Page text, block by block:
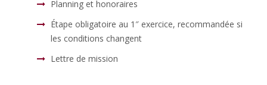
Planning et honoraires
Étape obligatoire au 1″ exercice, recommandée si
les conditions changent
Lettre de mission